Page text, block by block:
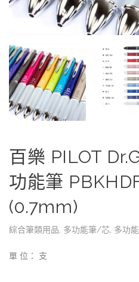
百樂 PILOT
功能筆
(0.7mm)
綜合筆類用品, 多功能筆/芯, 多功
單 位： 支